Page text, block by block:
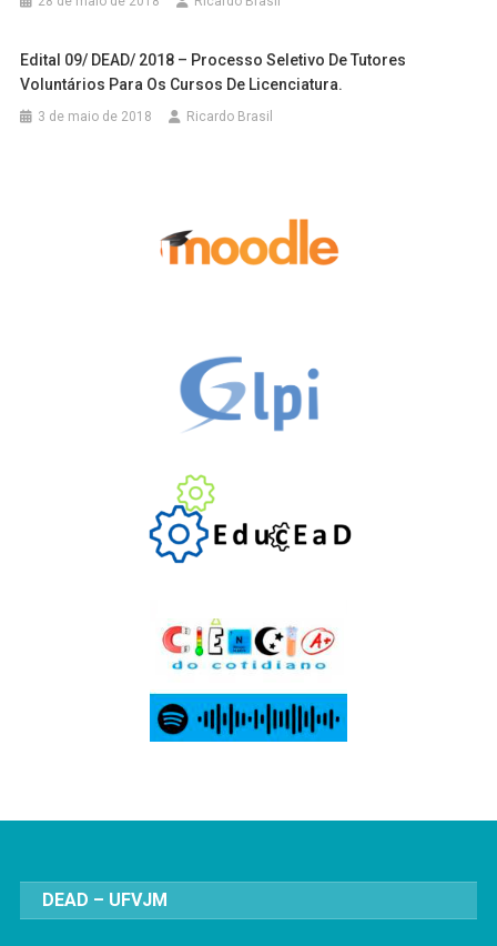
Edital 09/ DEAD/ 2018 – Processo Seletivo De Tutores
Voluntários Para Os Cursos De Licenciatura.
3 de maio de 2018 Ricardo Brasil
DEAD – UFVJM